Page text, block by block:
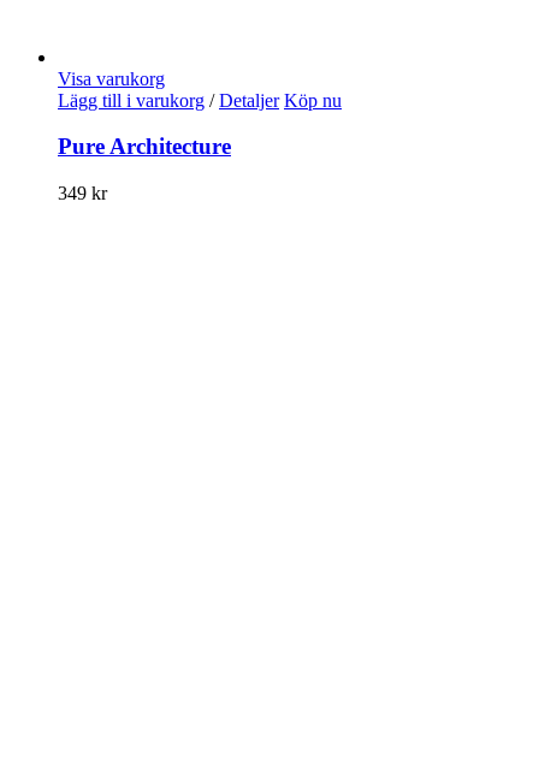
Visa varukorg
Lägg till i varukorg / Detaljer Köp nu
Pure Architecture
349 kr